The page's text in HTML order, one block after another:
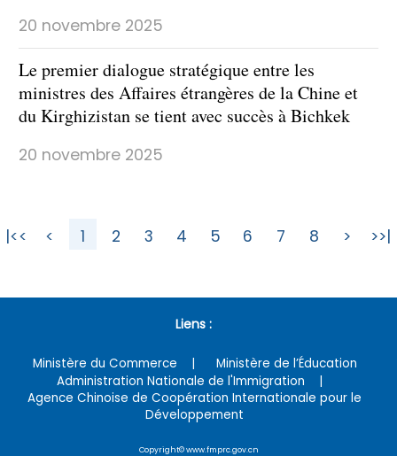
20 novembre 2025
Le premier dialogue stratégique entre les
ministres des Affaires étrangères de la Chine et
du Kirghizistan se tient avec succès à Bichkek
20 novembre 2025
|<< < 1 2 3 4 5 6 7 8 > >>|
Liens :
Ministère du Commerce
Ministère de l’Éducation
Administration Nationale de l'Immigration
Agence Chinoise de Coopération Internationale pour le
Développement
Copyright© www.fmprc.gov.cn